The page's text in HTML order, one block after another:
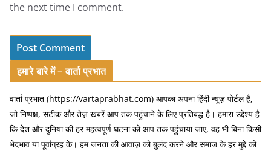
the next time I comment.
हमारे बारे में – वार्ता प्रभात
वार्ता प्रभात (https://vartaprabhat.com) आपका अपना हिंदी न्यूज़ पोर्टल है,
जो निष्पक्ष, सटीक और तेज़ खबरें आप तक पहुंचाने के लिए प्रतिबद्ध है। हमारा उद्देश्य है
कि देश और दुनिया की हर महत्वपूर्ण घटना को आप तक पहुंचाया जाए, वह भी बिना किसी
भेदभाव या पूर्वाग्रह के। हम जनता की आवाज़ को बुलंद करने और समाज के हर मुद्दे को